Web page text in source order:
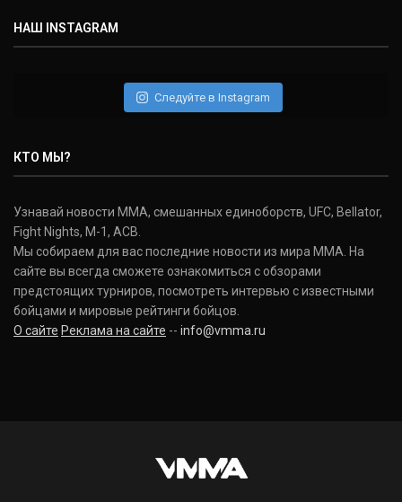
НАШ INSTAGRAM
Следуйте в Instagram
КТО МЫ?
Узнавай новости ММА, смешанных единоборств, UFC, Bellator,
Fight Nights, M-1, ACB.
Мы собираем для вас последние новости из мира ММА. На
сайте вы всегда сможете ознакомиться с обзорами
предстоящих турниров, посмотреть интервью с известными
бойцами и мировые рейтинги бойцов.
О сайте Реклама на сайте -- info@vmma.ru